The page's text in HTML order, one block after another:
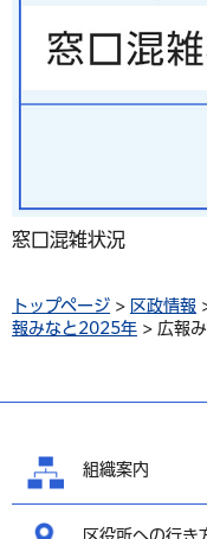
窓口混雑状況
トップページ > 区政情報
報みなと2025年 > 広報
組織案内
区役所への行き